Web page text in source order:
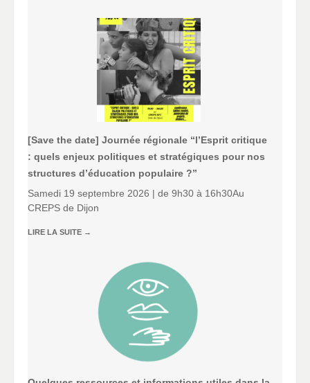
[Save the date] Journée régionale “l’Esprit critique
: quels enjeux politiques et stratégiques pour nos
structures d’éducation populaire ?”
Samedi 19 septembre 2026 | de 9h30 à 16h30Au
CREPS de Dijon
LIRE LA SUITE →